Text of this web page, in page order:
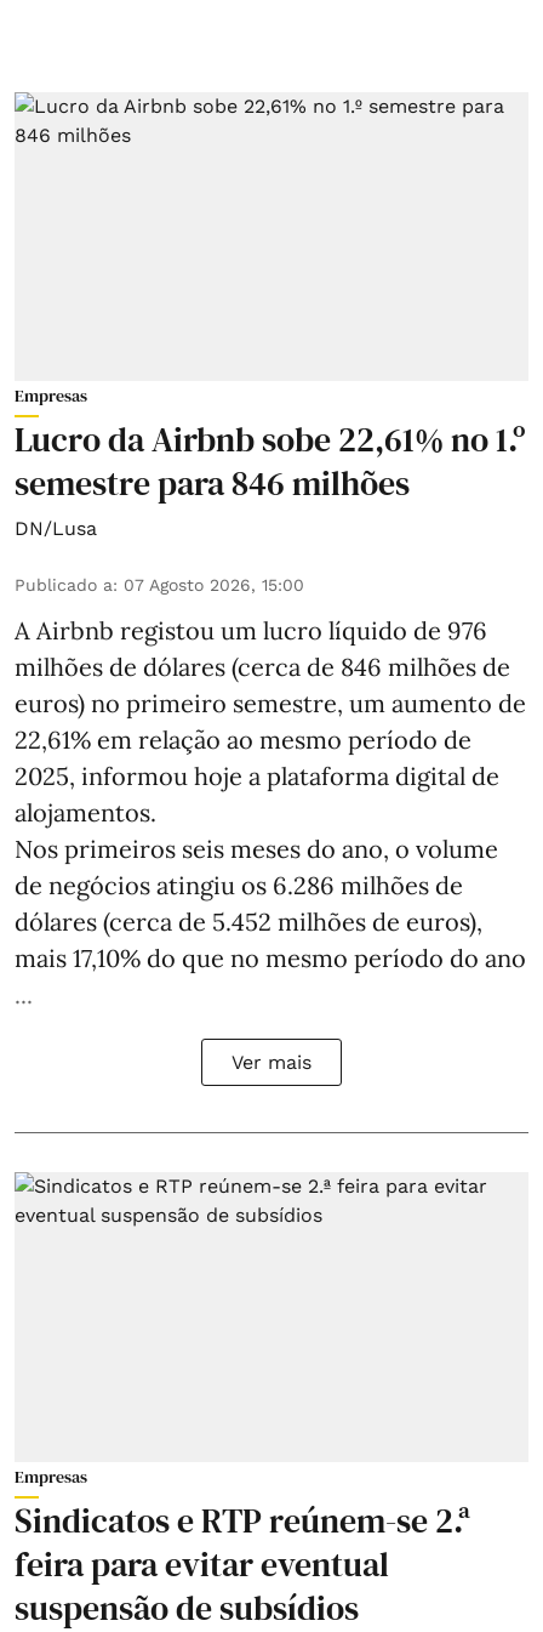
Empresas
Lucro da Airbnb sobe 22,61% no 1.º
semestre para 846 milhões
DN/Lusa
Publicado a: 07 Agosto 2026, 15:00
A Airbnb registou um lucro líquido de 976
milhões de dólares (cerca de 846 milhões de
euros) no primeiro semestre, um aumento de
22,61% em relação ao mesmo período de
2025, informou hoje a plataforma digital de
alojamentos.
Nos primeiros seis meses do ano, o volume
de negócios atingiu os 6.286 milhões de
dólares (cerca de 5.452 milhões de euros),
mais 17,10% do que no mesmo período do ano
...
Ver mais
Empresas
Sindicatos e RTP reúnem-se 2.ª
feira para evitar eventual
suspensão de subsídios